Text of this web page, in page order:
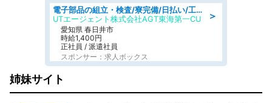
＞
電子部品の組立・検査/寮完備/日払い/工場・製造
UTエージェント株式会社AGT東海第一CU
愛知県 春日井市
時給1,400円
正社員 / 派遣社員
スポンサー：求人ボックス
姉妹サイト